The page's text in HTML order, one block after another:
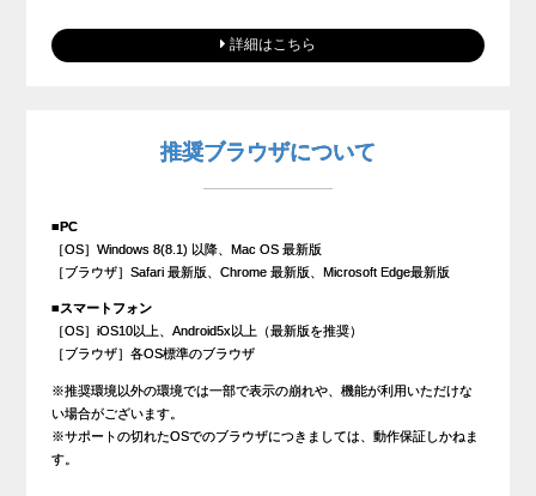
詳細はこちら
推奨ブラウザについて
■PC
［OS］Windows 8(8.1) 以降、Mac OS 最新版
［ブラウザ］Safari 最新版、Chrome 最新版、Microsoft Edge最新版
■スマートフォン
［OS］iOS10以上、Android5x以上（最新版を推奨）
［ブラウザ］各OS標準のブラウザ
※推奨環境以外の環境では一部で表示の崩れや、機能が利用いただけな
い場合がございます。
※サポートの切れたOSでのブラウザにつきましては、動作保証しかねま
す。